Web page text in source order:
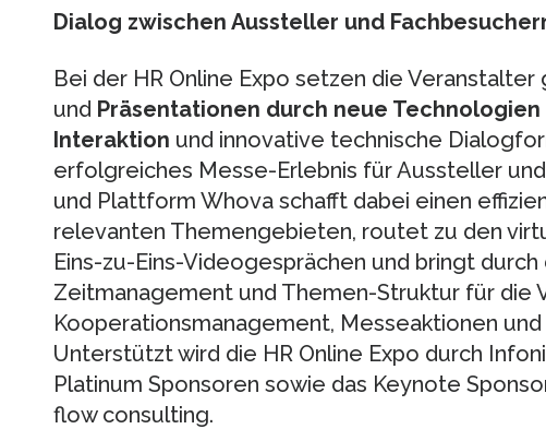
Dialog zwischen Aussteller und
Bei der HR Online Expo setzen die
und Präsentationen durch neue Technologien
Interaktion und innovative technische
erfolgreiches Messe-Erlebnis für Aussteller
und Plattform Whova schafft dabei einen
relevanten Themengebieten, routet zu den
Eins-zu-Eins-Videogesprächen und bringt
Zeitmanagement und Themen-Struktur für die
Kooperationsmanagement, Messeaktionen
Unterstützt wird die HR Online Expo durch
Platinum Sponsoren sowie das Keynote
flow consulting.